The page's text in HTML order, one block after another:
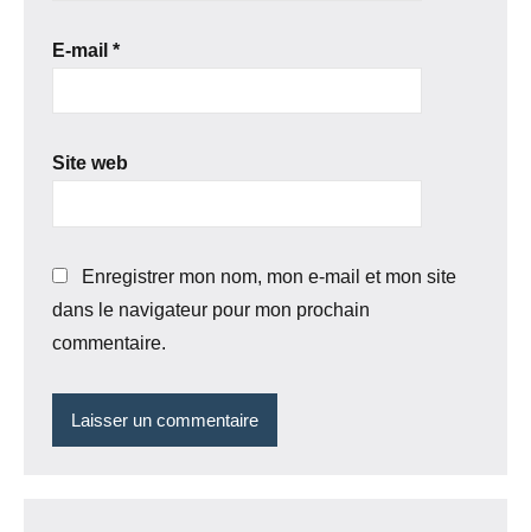
E-mail *
Site web
Enregistrer mon nom, mon e-mail et mon site
dans le navigateur pour mon prochain
commentaire.